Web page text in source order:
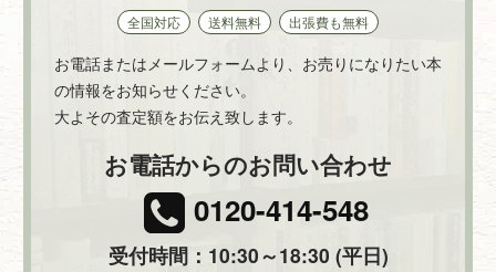
全国対応 送料無料 出張費も無料
お電話またはメールフォームより、お売りになりたい本
の情報をお知らせください。
大よその査定額をお伝え致します。
お電話からのお問い合わせ
0120-414-548
受付時間：10:30～18:30 (平日)